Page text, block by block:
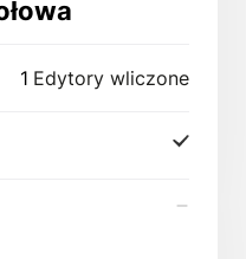
1 Edytory wliczone